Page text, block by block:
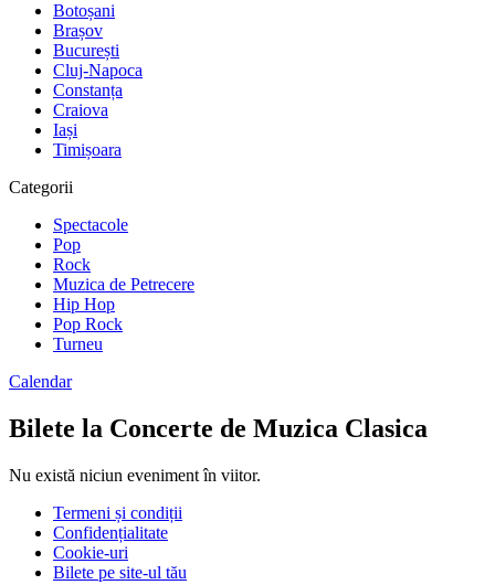
Botoșani
Brașov
București
Cluj-Napoca
Constanța
Craiova
Iași
Timișoara
Categorii
Spectacole
Pop
Rock
Muzica de Petrecere
Hip Hop
Pop Rock
Turneu
Calendar
Bilete la Concerte de Muzica Clasica
Nu există niciun eveniment în viitor.
Termeni și condiții
Confidențialitate
Cookie-uri
Bilete pe site-ul tău